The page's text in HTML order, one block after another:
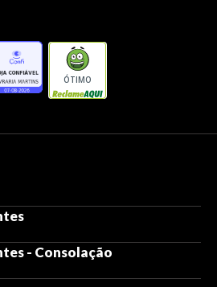
ÓTIMO
- Consolação